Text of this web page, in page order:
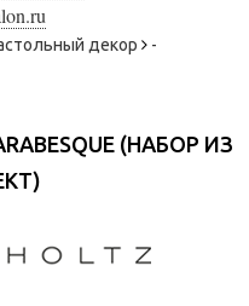
декор
-
(НАБОР ИЗ